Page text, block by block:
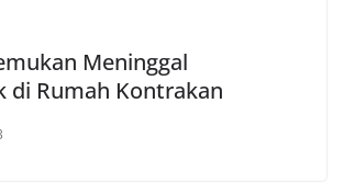
Meninggal
di Rumah Kontrakan